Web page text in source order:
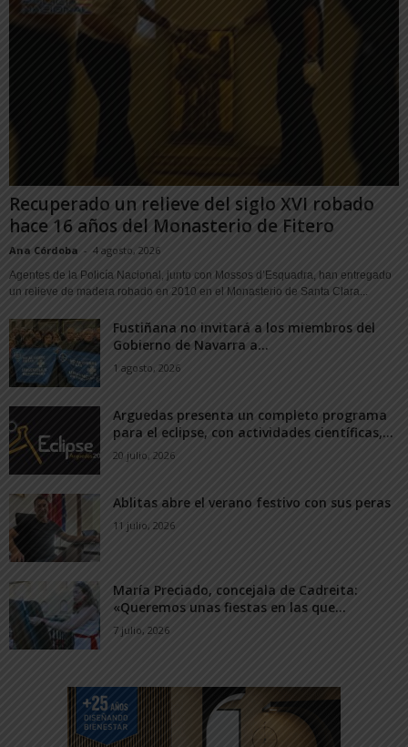
Recuperado un relieve del siglo XVI robado
hace 16 años del Monasterio de Fitero
Ana Córdoba - 4 agosto, 2026
Agentes de la Policía Nacional, junto con Mossos d’Esquadra, han entregado
un relieve de madera robado en 2010 en el Monasterio de Santa Clara...
Fustiñana no invitará a los miembros del
Gobierno de Navarra a...
1 agosto, 2026
Arguedas presenta un completo programa
para el eclipse, con actividades científicas,...
20 julio, 2026
Ablitas abre el verano festivo con sus peras
11 julio, 2026
María Preciado, concejala de Cadreita:
«Queremos unas fiestas en las que...
7 julio, 2026